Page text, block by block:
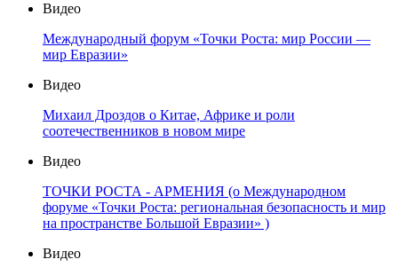
Видео
Международный форум «Точки Роста: мир России —
мир Евразии»
Видео
Михаил Дроздов о Китае, Африке и роли
соотечественников в новом мире
Видео
ТОЧКИ РОСТА - АРМЕНИЯ (о Международном
форуме «Точки Роста: региональная безопасность и мир
на пространстве Большой Евразии» )
Видео